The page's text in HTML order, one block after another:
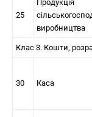
25
Продукція
виробництва
Клас 3. Кошти,
30 Каса